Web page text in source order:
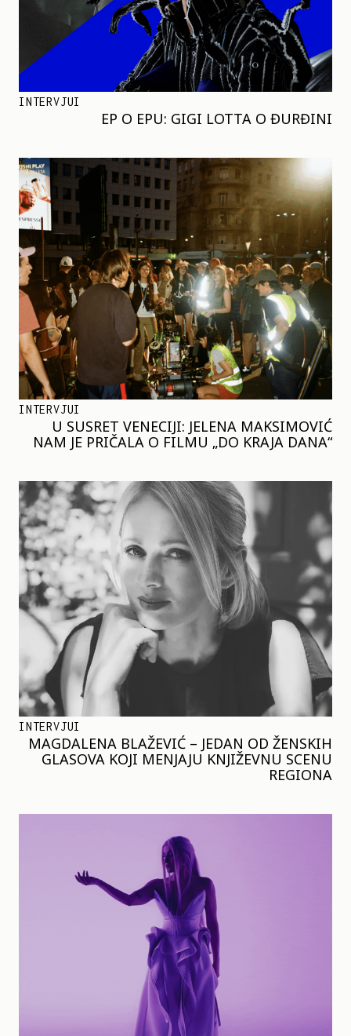
INTERVJUI
EP O EPU: GIGI LOTTA O ĐURĐINI
INTERVJUI
U SUSRET VENECIJI: JELENA MAKSIMOVIĆ
NAM JE PRIČALA O FILMU „DO KRAJA DANA“
INTERVJUI
MAGDALENA BLAŽEVIĆ – JEDAN OD ŽENSKIH
GLASOVA KOJI MENJAJU KNJIŽEVNU SCENU
REGIONA